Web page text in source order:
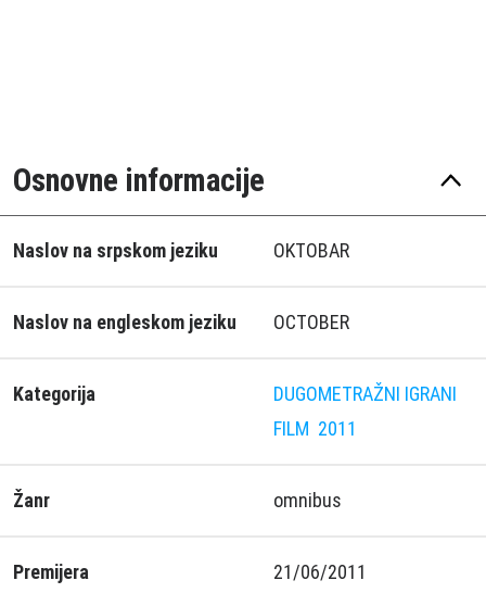
Osnovne informacije
Naslov na srpskom jeziku OKTOBAR
Naslov na engleskom jeziku OCTOBER
Kategorija
DUGOMETRAŽNI IGRANI
FILM 2011
Žanr omnibus
Premijera 21/06/2011